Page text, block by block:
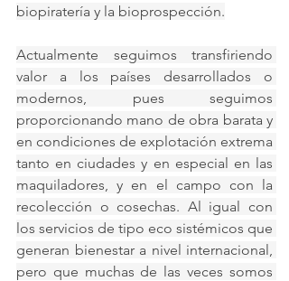
biopiratería y la bioprospección.
Actualmente seguimos transfiriendo
valor a los países desarrollados o
modernos, pues seguimos
proporcionando mano de obra barata y
en condiciones de explotación extrema
tanto en ciudades y en especial en las
maquiladores, y en el campo con la
recolección o cosechas. Al igual con
los servicios de tipo eco sistémicos que
generan bienestar a nivel internacional,
pero que muchas de las veces somos